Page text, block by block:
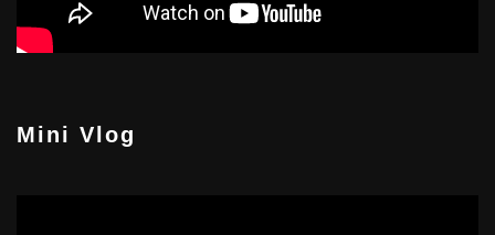
Mini Vlog